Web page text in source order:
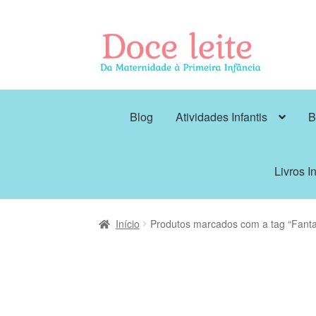
Pular
para
navegação
Pular
para
o
conteúdo
Blog
Atividades Infantis
Livros
Início Produtos marcados com a tag